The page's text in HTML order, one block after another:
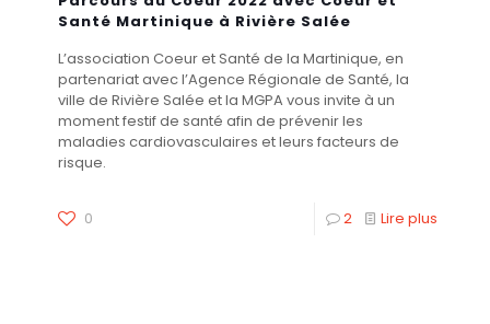
Santé Martinique à Rivière Salée
L’association Coeur et Santé de la Martinique, en
partenariat avec l’Agence Régionale de Santé, la
ville de Rivière Salée et la MGPA vous invite à un
moment festif de santé afin de prévenir les
maladies cardiovasculaires et leurs facteurs de
risque.
0 2 Lire plus